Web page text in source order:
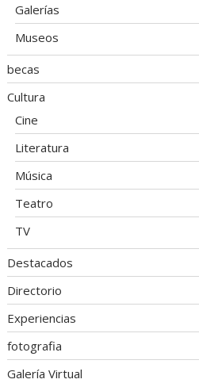
Galerías
Museos
becas
Cultura
Cine
Literatura
Música
Teatro
TV
Destacados
Directorio
Experiencias
fotografia
Galería Virtual